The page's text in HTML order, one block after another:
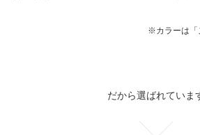
※カラーは「
だから選ばれていま